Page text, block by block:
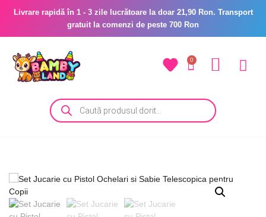
Livrare rapidă în 1 - 3 zile lucrătoare la doar 21,90 Ron. Transport
gratuit la comenzi de peste 700 Ron
0